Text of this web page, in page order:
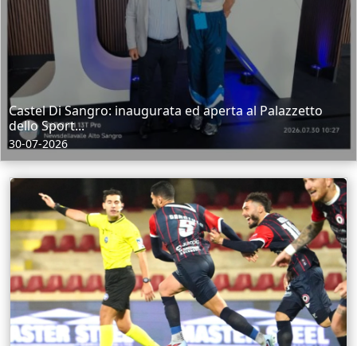
Castel Di Sangro: inaugurata ed aperta al Palazzetto
dello Sport...
30-07-2026